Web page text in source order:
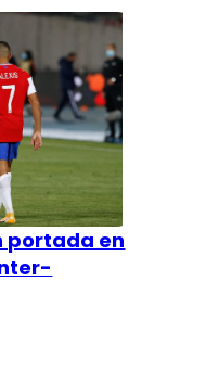
portada en